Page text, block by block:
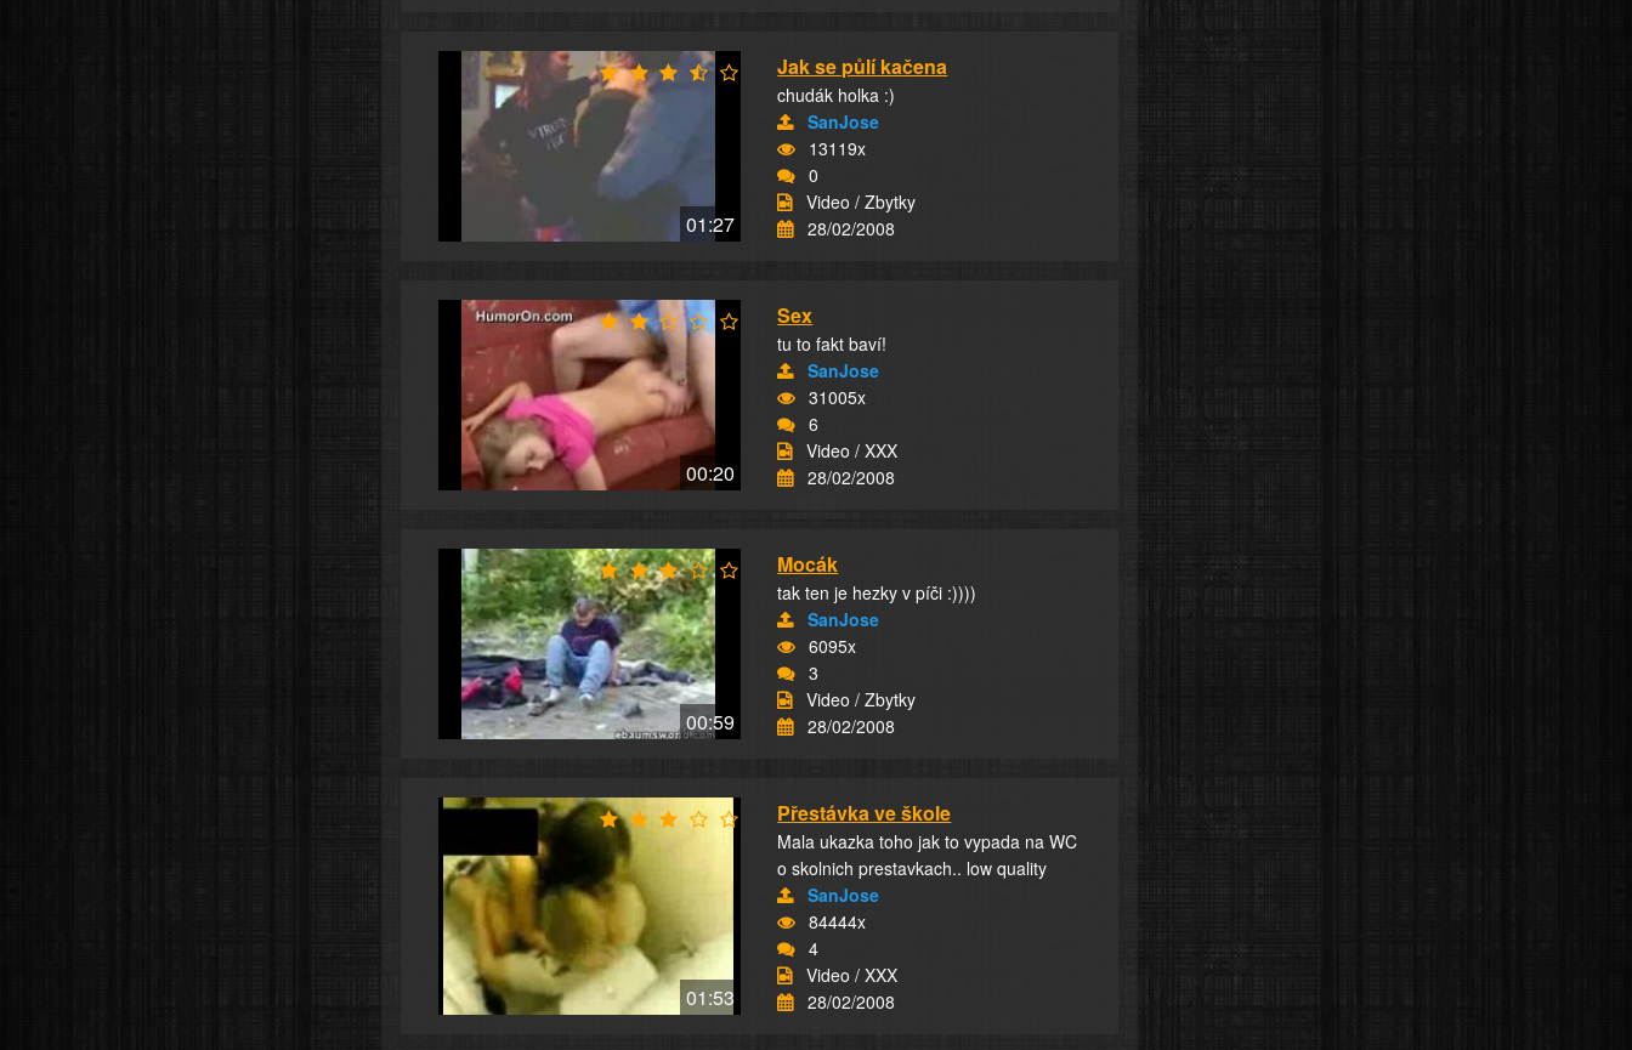
01:27
Jak se půlí kačena
chudák holka :)
SanJose
13119x
0
Video / Zbytky
28/02/2008
00:20
Sex
tu to fakt baví!
SanJose
31005x
6
Video / XXX
28/02/2008
00:59
Mocák
tak ten je hezky v píči :))))
SanJose
6095x
3
Video / Zbytky
28/02/2008
01:53
Přestávka ve škole
Mala ukazka toho jak to vypada na WC
o skolnich prestavkach.. low quality
SanJose
84444x
4
Video / XXX
28/02/2008